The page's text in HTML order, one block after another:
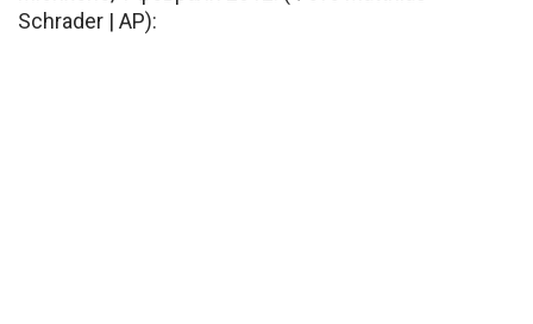
Schrader | AP):